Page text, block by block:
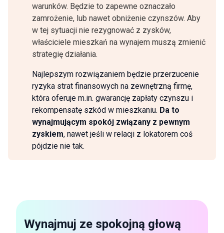
warunków. Będzie to zapewne oznaczało
zamrożenie, lub nawet obniżenie czynszów. Aby
w tej sytuacji nie rezygnować z zysków,
właściciele mieszkań na wynajem muszą zmienić
strategię działania.
Najlepszym rozwiązaniem będzie przerzucenie
ryzyka strat finansowych na zewnętrzną firmę,
która oferuje m.in. gwarancję zapłaty czynszu i
rekompensatę szkód w mieszkaniu. Da to
wynajmującym spokój związany z pewnym
zyskiem, nawet jeśli w relacji z lokatorem coś
pójdzie nie tak.
Wynajmuj ze spokojną głową